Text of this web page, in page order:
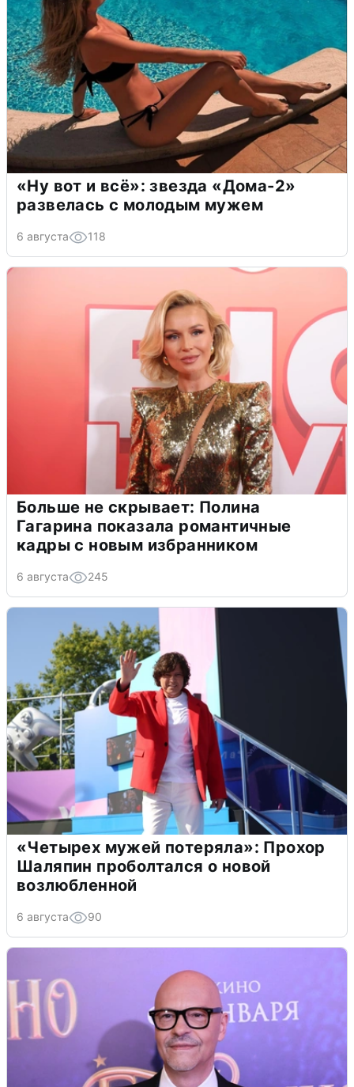
«Ну вот и всё»: звезда «Дома-2»
развелась с молодым мужем
6 августа 118
Больше не скрывает: Полина
Гагарина показала романтичные
кадры с новым избранником
6 августа 245
«Четырех мужей потеряла»: Прохор
Шаляпин проболтался о новой
возлюбленной
6 августа 90